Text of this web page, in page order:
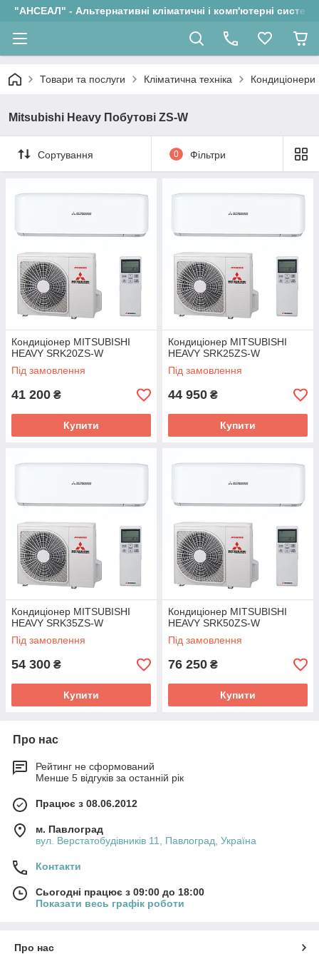
"АНСЕАЛ" - Альтернативні кліматичні і комп'ютерні системи
Товари та послуги Кліматична техніка Кондиціонери
Mitsubishi Heavy Побутові ZS-W
Сортування 0 Фільтри
Кондиціонер MITSUBISHI
HEAVY SRK20ZS-W
Під замовлення
41 200 ₴
Купити
Кондиціонер MITSUBISHI
HEAVY SRK25ZS-W
Під замовлення
44 950 ₴
Купити
Кондиціонер MITSUBISHI
HEAVY SRK35ZS-W
Під замовлення
54 300 ₴
Купити
Кондиціонер MITSUBISHI
HEAVY SRK50ZS-W
Під замовлення
76 250 ₴
Купити
Про нас
Рейтинг не сформований
Менше 5 відгуків за останній рік
Працює з 08.06.2012
м. Павлоград
вул. Верстатобудівників 11, Павлоград, Україна
Контакти
Сьогодні працює з 09:00 до 18:00
Показати весь графік роботи
Про нас